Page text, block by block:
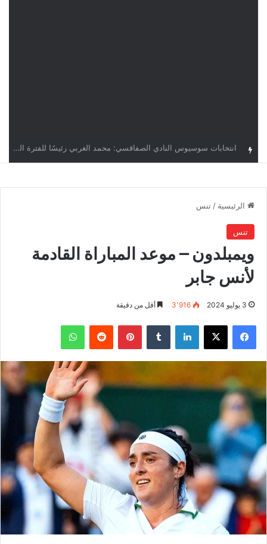
قرعة دوري أبطال إفريقيا: النادي الإفريقي في حال التأهل يواجه مازمبي أو ميدياما
الرئيسية / تنس
تنس
ويمبلدون – موعد المباراة القادمة
لأنس جابر
3 يوليو 2024 3٬916 أقل من دقيقة
فيسبوك ‫X لينكدإن بينتيريست واتساب